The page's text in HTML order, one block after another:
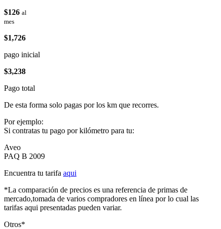
$126 al
mes
$1,726
pago inicial
$3,238
Pago total
De esta forma solo pagas por los km que recorres.
Por ejemplo:
Si contratas tu pago por kilómetro para tu:
Aveo
PAQ B 2009
Encuentra tu tarifa aqui
*La comparación de precios es una referencia de primas de
mercado,tomada de varios compradores en línea por lo cual las
tarifas aqui presentadas pueden variar.
Otros*